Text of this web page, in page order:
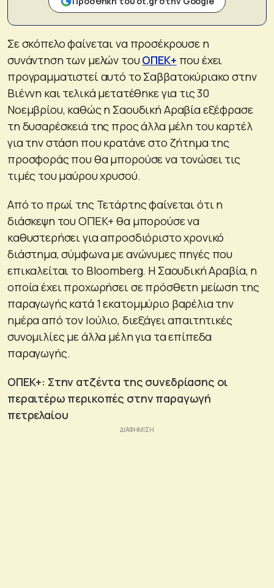
Σε σκόπελο φαίνεται να προσέκρουσε η
συνάντηση των μελών τουΟΠΕΚ+ που έχει
προγραμματιστεί αυτό το Σαββατοκύριακο στην
Βιέννη και τελικά μετατέθηκε για τις 30
Νοεμβρίου, καθώς η Σαουδική Αραβία εξέφρασε
τη δυσαρέσκειά της προς άλλα μέλη του καρτέλ
για την στάση που κρατάνε στο ζήτημα της
προσφοράς που θα μπορούσε να τονώσει τις
τιμές του μαύρου χρυσού.
Από το πρωί της Τετάρτης φαίνεται ότι η
διάσκεψη του ΟΠΕΚ+ θα μπορούσε να
καθυστερήσει για απροσδιόριστο χρονικό
διάστημα, σύμφωνα με ανώνυμες πηγές που
επικαλείται το Bloomberg. Η Σαουδική Αραβία, η
οποία έχει προχωρήσει σε πρόσθετη μείωση της
παραγωγής κατά 1 εκατομμύριο βαρέλια την
ημέρα από τον Ιούλιο, διεξάγει απαιτητικές
συνομιλίες με άλλα μέλη για τα επίπεδα
παραγωγής.
ΟΠΕΚ+: Στην ατζέντα της συνεδρίασης οι
περαιτέρω περικοπές στην παραγωγή
πετρελαίου